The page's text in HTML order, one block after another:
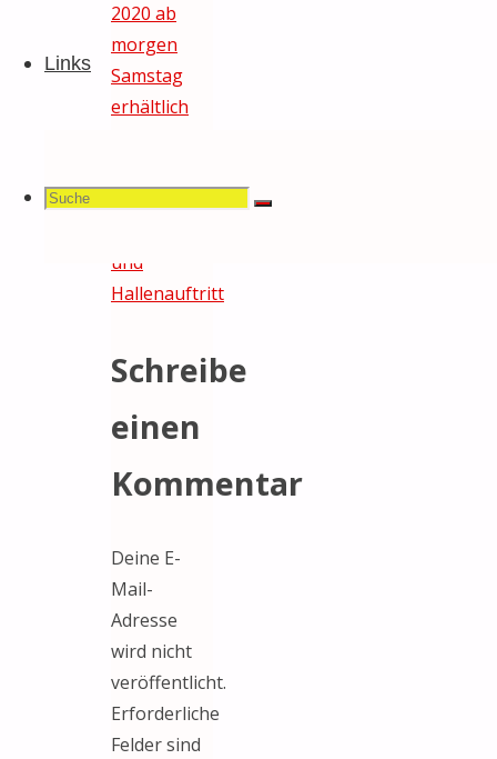
Links
Suche
Suchen
Suche
2020 ab
morgen
Samstag
erhältlich
Nachtumzug
und
Hallenauftritt
Schreibe
einen
Kommentar
Deine E-
Mail-
Adresse
wird nicht
veröffentlicht.
Erforderliche
Felder sind